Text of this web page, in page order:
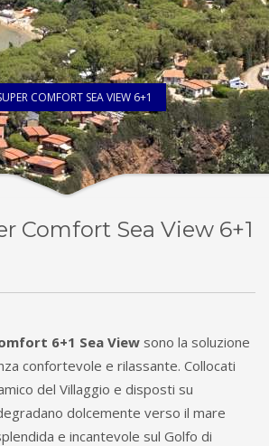
COMFORT SEA VIEW 6+1
Comfort Sea View 6+1
6+1 Sea View sono la soluzione
confortevole e rilassante. Collocati
del Villaggio e disposti su
dolcemente verso il mare
e incantevole sul Golfo di